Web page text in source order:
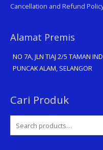
Cancellation and Refund
Alamat Premis
NO 7A, JLN TIAJ 2/5 TAMAN
PUNCAK ALAM, SELANGOR
Cari Produk
Search